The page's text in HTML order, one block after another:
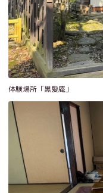
体験場所「黒髪庵」